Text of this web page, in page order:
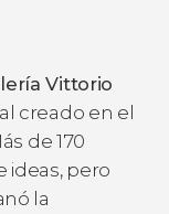
Vittorio
creado en el
de 170
ideas, pero
la